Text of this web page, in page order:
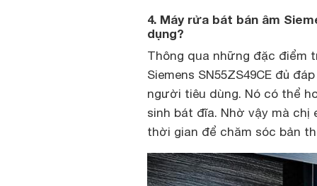
4. Máy rửa bát bán âm
dụng?
Thông qua những đặc điểm
Siemens SN55ZS49CE đủ
người tiêu dùng. Nó có thể
sinh bát đĩa. Nhờ vậy mà chị
thời gian để chăm sóc bản